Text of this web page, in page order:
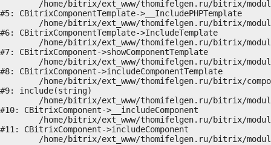
#5: CBitrixComponentTemplate->__IncludePHPTemplate
#6: CBitrixComponentTemplate->IncludeTemplate
#7: CBitrixComponent->showComponentTemplate
#8: CBitrixComponent->includeComponentTemplate
#9: include(string)
#10: CBitrixComponent->__includeComponent
#11: CBitrixComponent->includeComponent